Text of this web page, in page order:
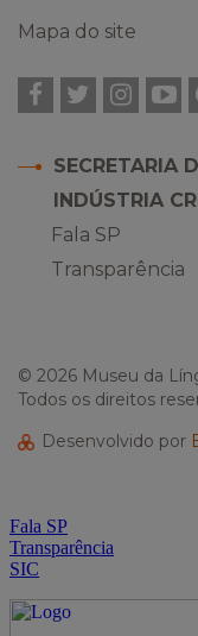
Mapa do site
Facebook
Twitter
SECRETARIA
INDÚSTRIA
Fala SP
Transparência
© 2026 Museu da
Todos os direitos
Desenvolvido por